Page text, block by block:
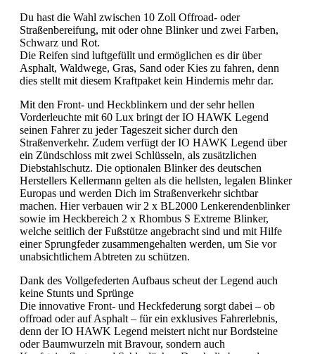
Du hast die Wahl zwischen 10 Zoll Offroad- oder
Straßenbereifung, mit oder ohne Blinker und zwei Farben,
Schwarz und Rot.
Die Reifen sind luftgefüllt und ermöglichen es dir über
Asphalt, Waldwege, Gras, Sand oder Kies zu fahren, denn
dies stellt mit diesem Kraftpaket kein Hindernis mehr dar.
Mit den Front- und Heckblinkern und der sehr hellen
Vorderleuchte mit 60 Lux bringt der IO HAWK Legend
seinen Fahrer zu jeder Tageszeit sicher durch den
Straßenverkehr. Zudem verfügt der IO HAWK Legend über
ein Zündschloss mit zwei Schlüsseln, als zusätzlichen
Diebstahlschutz. Die optionalen Blinker des deutschen
Herstellers Kellermann gelten als die hellsten, legalen Blinker
Europas und werden Dich im Straßenverkehr sichtbar
machen. Hier verbauen wir 2 x BL2000 Lenkerendenblinker
sowie im Heckbereich 2 x Rhombus S Extreme Blinker,
welche seitlich der Fußstütze angebracht sind und mit Hilfe
einer Sprungfeder zusammengehalten werden, um Sie vor
unabsichtlichem Abtreten zu schützen.
Dank des Vollgefederten Aufbaus scheut der Legend auch
keine Stunts und Sprünge
Die innovative Front- und Heckfederung sorgt dabei – ob
offroad oder auf Asphalt – für ein exklusives Fahrerlebnis,
denn der IO HAWK Legend meistert nicht nur Bordsteine
oder Baumwurzeln mit Bravour, sondern auch